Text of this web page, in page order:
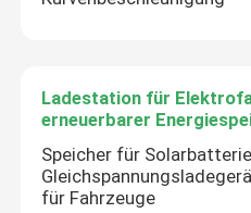
Werksbesichtigung
Qualitätskontrolle
Ladestation für
erneuerbarer
Speicher für
für Fahrzeuge